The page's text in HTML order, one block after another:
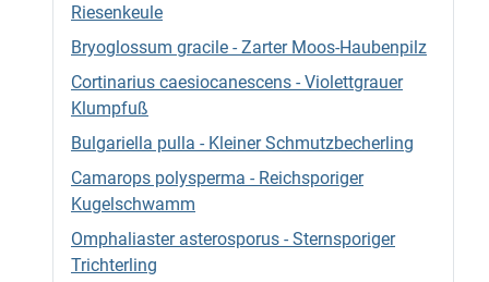
Riesenkeule
Bryoglossum gracile - Zarter Moos-Haubenpilz
Cortinarius caesiocanescens - Violettgrauer
Klumpfuß
Bulgariella pulla - Kleiner Schmutzbecherling
Camarops polysperma - Reichsporiger
Kugelschwamm
Omphaliaster asterosporus - Sternsporiger
Trichterling